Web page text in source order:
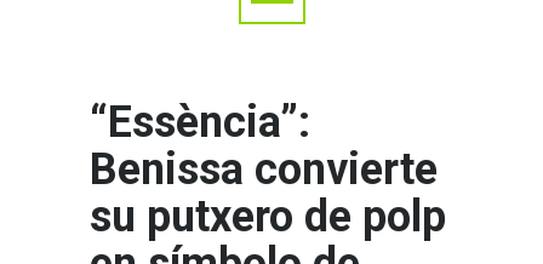
“Essència”:
Benissa convierte
su putxero de polp